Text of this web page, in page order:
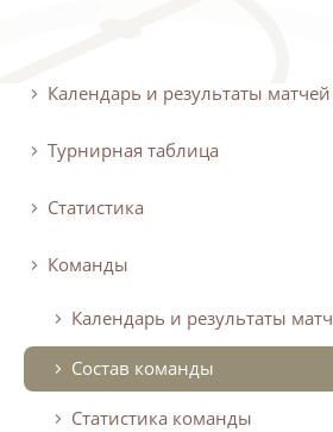
Календарь и результаты матчей
Турнирная таблица
Статистика
Команды
Календарь и результаты
Состав команды
Статистика команды